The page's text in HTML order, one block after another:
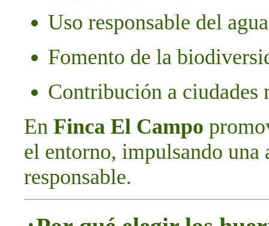
Uso responsable del
Fomento de la
Contribución a ciudades
En Finca El Campo
el entorno, impulsando
responsable.